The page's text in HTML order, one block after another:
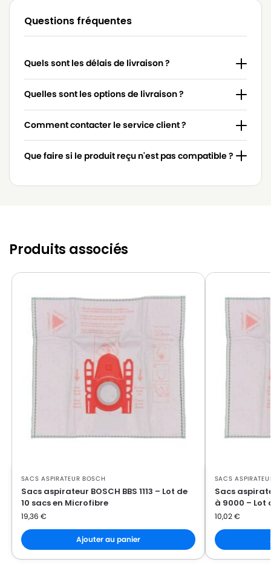
BOSCH
BOSCH BSB 1100
BOSCH
BOSCH BSB… (Série)
BOSCH
BOSCH BX 6000
BOSCH
BOSCH HS 6000 à HS 6999
BOSCH
BOSCH HS 6010
BOSCH
BOSCH IDEA
BOSCH
BOSCH IDEA 12
BOSCH
BOSCH
BOSCH IDEA 14
BOSCH
BOSCH IDEA 15
BOSCH
BOSCH IDEA 16
BOSCH
BOSCH IDEA 17
BOSCH
BOSCH IDEA 18
BOSCH
BOSCH IDEA 19
BOSCH
BOSCH IDEA SUPER COMPACT
BOSCH
BOSCH TYP R
Questions fréquentes
Quels sont les délais de livraison ?
Quelles sont les options de livraison ?
Comment contacter le service client ?
Que faire si le produit reçu n'est pas compatible ?
Produits associés
SACS ASPIRATEUR BOSCH
Sacs aspirateur BOSCH BBS 1113 – Lot de
10 sacs en Microfibre
19,36 €
Ajouter au panier
SACS
Sacs
à 9000 – Lot
10,02€